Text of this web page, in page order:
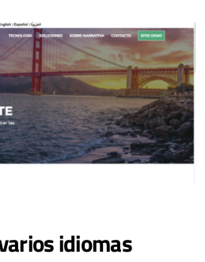
idiomas